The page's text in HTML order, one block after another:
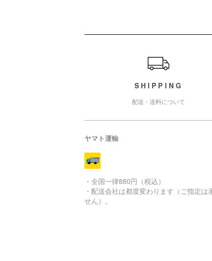
SHIPPING
配送・送料について
ヤマト運輸
・全国一律880円（税込）
・配送会社は都度変わります（ご指定は
せん）。